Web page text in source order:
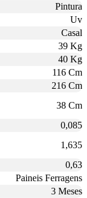
Pintura
Uv
Casal
39 Kg
40 Kg
116 Cm
216 Cm
38 Cm
0,085
1,635
0,63
Paineis Ferragens
3 Meses